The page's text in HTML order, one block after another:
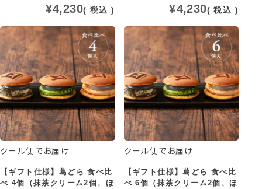
¥4,230 税込 ¥4,230 税込
クール便でお届け
【ギフト仕様】葛どら 食べ比
べ 4個（抹茶クリーム2個、ほ
クール便でお届け
【ギフト仕様】葛どら 食べ比
べ 6個（抹茶クリーム2個、ほ